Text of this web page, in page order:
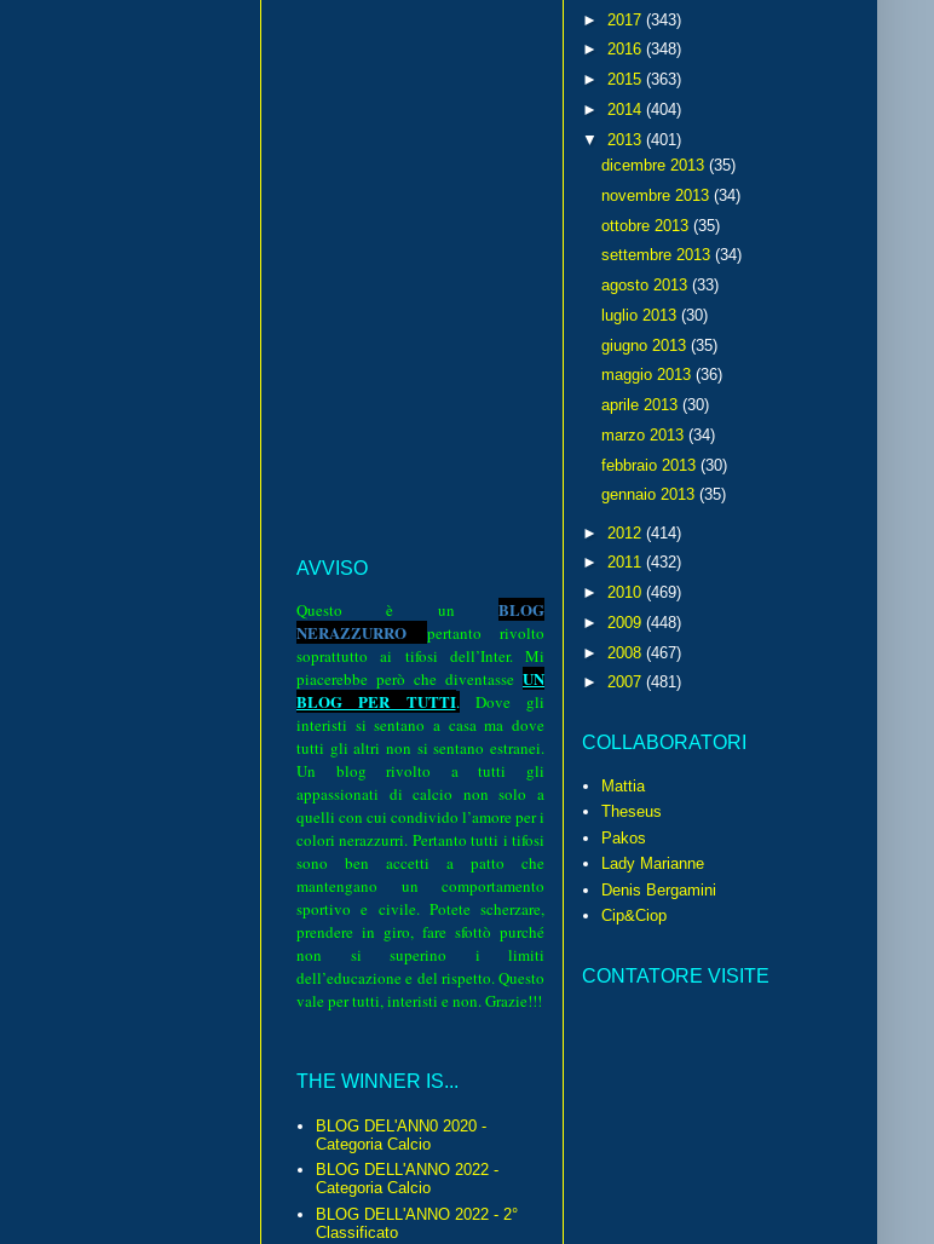
AVVISO
Questo è un BLOG
NERAZZURRO pertanto rivolto
soprattutto ai tifosi dell’Inter. Mi
piacerebbe però che diventasse UN
BLOG PER TUTTI.
Dove gli
interisti si sentano a casa ma dove
tutti gli altri non si sentano estranei.
Un blog rivolto a tutti gli
appassionati di calcio non solo a
quelli con cui condivido l’amore per i
colori nerazzurri. Pertanto tutti i tifosi
sono ben accetti a patto che
mantengano un comportamento
sportivo e civile. Potete scherzare,
prendere in giro, fare sfottò purché
non si superino i limiti
dell’educazione e del rispetto. Questo
vale per tutti, interisti e non. Grazie!!!
THE WINNER IS...
BLOG DEL'ANN0 2020 -
Categoria Calcio
BLOG DELL'ANNO 2022 -
Categoria Calcio
BLOG DELL'ANNO 2022 - 2°
Classificato
► 2017 (343)
► 2016 (348)
► 2015 (363)
► 2014 (404)
▼ 2013 (401)
dicembre 2013 (35)
novembre 2013 (34)
ottobre 2013 (35)
settembre 2013 (34)
agosto 2013 (33)
luglio 2013 (30)
giugno 2013 (35)
maggio 2013 (36)
aprile 2013 (30)
marzo 2013 (34)
febbraio 2013 (30)
gennaio 2013 (35)
► 2012 (414)
► 2011 (432)
► 2010 (469)
► 2009 (448)
► 2008 (467)
► 2007 (481)
COLLABORATORI
Mattia
Theseus
Pakos
Lady Marianne
Denis Bergamini
Cip&Ciop
CONTATORE VISITE